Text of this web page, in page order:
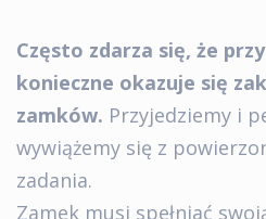
Często zdarza się, że
konieczne okazuje się
zamków. Przyjedziemy i
wywiążemy się z
zadania.
Zamek musi spełniać